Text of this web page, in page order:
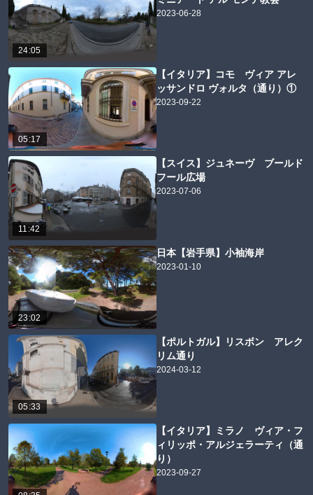
24:05
2023-06-28
05:17
【イタリア】コモ ヴィア アレ
ッサンドロ ヴォルタ（通り）①
2023-09-22
11:42
【スイス】ジュネーヴ ブールド
フール広場
2023-07-06
23:02
日本【岩手県】小袖海岸
2023-01-10
05:33
【ポルトガル】リスボン アレク
リム通り
2024-03-12
【イタリア】ミラノ ヴィア・フ
ィリッポ・アルジェラーティ（通
り）
2023-09-27